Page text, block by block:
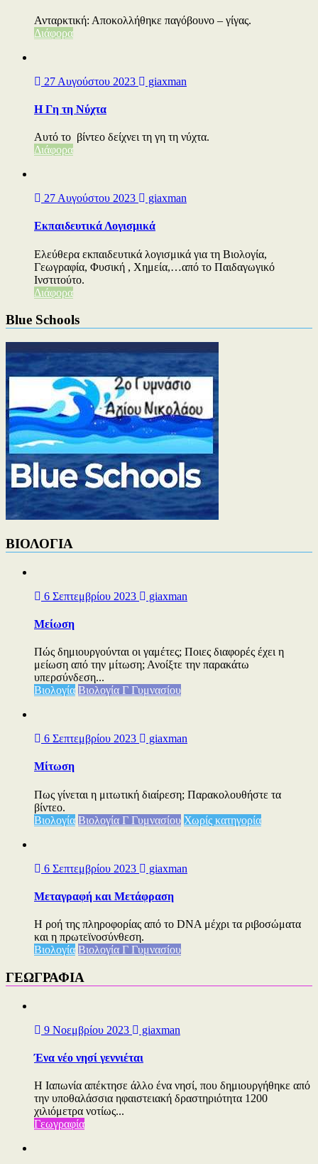
Ανταρκτική: Αποκολλήθηκε παγόβουνο – γίγας.
Διάφορα
27 Αυγούστου 2023 giaxman
Η Γη τη Νύχτα
Αυτό το βίντεο δείχνει τη γη τη νύχτα.
Διάφορα
27 Αυγούστου 2023 giaxman
Εκπαιδευτικά Λογισμικά
Ελεύθερα εκπαιδευτικά λογισμικά για τη Βιολογία,
Γεωγραφία, Φυσική , Χημεία,…από το Παιδαγωγικό
Ινστιτούτο.
Διάφορα
Blue Schools
ΒΙΟΛΟΓΙΑ
6 Σεπτεμβρίου 2023 giaxman
Μείωση
Πώς δημιουργούνται οι γαμέτες; Ποιες διαφορές έχει η
μείωση από την μίτωση; Ανοίξτε την παρακάτω
υπερσύνδεση...
Βιολογία Βιολογία Γ Γυμνασίου
6 Σεπτεμβρίου 2023 giaxman
Μίτωση
Πως γίνεται η μιτωτική διαίρεση; Παρακολουθήστε τα
βίντεο.
Βιολογία Βιολογία Γ Γυμνασίου Χωρίς κατηγορία
6 Σεπτεμβρίου 2023 giaxman
Μεταγραφή και Μετάφραση
Η ροή της πληροφορίας από το DNA μέχρι τα ριβοσώματα
και η πρωτεϊνοσύνθεση.
Βιολογία Βιολογία Γ Γυμνασίου
ΓΕΩΓΡΑΦΙΑ
9 Νοεμβρίου 2023 giaxman
Ένα νέο νησί γεννιέται
Η Ιαπωνία απέκτησε άλλο ένα νησί, που δημιουργήθηκε από
την υποθαλάσσια ηφαιστειακή δραστηριότητα 1200
χιλιόμετρα νοτίως...
Γεωγραφία